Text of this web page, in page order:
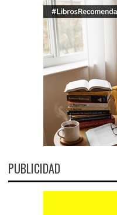
PUBLICIDAD